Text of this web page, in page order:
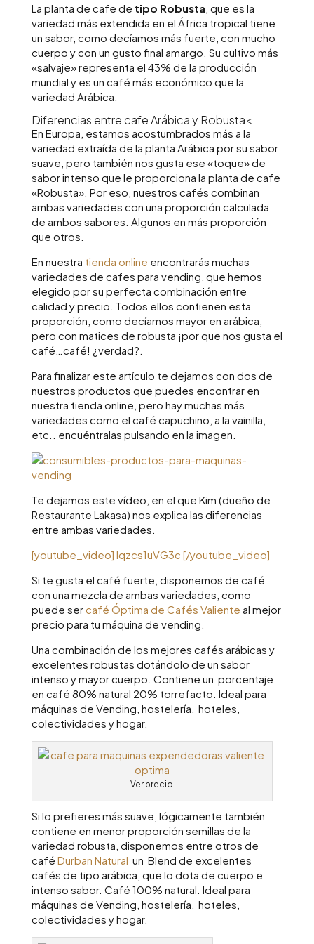
La planta de cafe de tipo Robusta , que es la
variedad más extendida en el África tropical tiene
un sabor, como decíamos más fuerte, con mucho
cuerpo y con un gusto final amargo. Su cultivo más
«salvaje» representa el 43% de la producción
mundial y es un café más económico que la
variedad Arábica.
Diferencias entre cafe Arábica y Robusta<
En Europa, estamos acostumbrados más a la
variedad extraída de la planta Arábica por su sabor
suave, pero también nos gusta ese «toque» de
sabor intenso que le proporciona la planta de cafe
«Robusta». Por eso, nuestros cafés combinan
ambas variedades con una proporción calculada
de ambos sabores. Algunos en más proporción
que otros.
En nuestra tienda online encontrarás muchas
variedades de cafes para vending, que hemos
elegido por su perfecta combinación entre
calidad y precio. Todos ellos contienen esta
proporción, como decíamos mayor en arábica,
pero con matices de robusta ¡por que nos gusta el
café…café! ¿verdad?.
Para finalizar este artículo te dejamos con dos de
nuestros productos que puedes encontrar en
nuestra tienda online, pero hay muchas más
variedades como el café capuchino, a la vainilla,
etc.. encuéntralas pulsando en la imagen.
Te dejamos este vídeo, en el que Kim (dueño de
Restaurante Lakasa) nos explica las diferencias
entre ambas variedades.
[youtube_video] lqzcs1uVG3c [/youtube_video]
Si te gusta el café fuerte, disponemos de café
con una mezcla de ambas variedades, como
puede sercafé Óptima de Cafés Valiente al mejor
precio para tu máquina de vending.
Una combinación de los mejores cafés arábicas y
excelentes robustas dotándolo de un sabor
intenso y mayor cuerpo. Contiene un porcentaje
en café 80% natural 20% torrefacto. Ideal para
máquinas de Vending, hostelería, hoteles,
colectividades y hogar.
Ver precio
Si lo prefieres más suave, lógicamente también
contiene en menor proporción semillas de la
variedad robusta, disponemos entre otros de
café Durban Natural un Blend de excelentes
cafés de tipo arábica, que lo dota de cuerpo e
intenso sabor. Café 100% natural. Ideal para
máquinas de Vending, hostelería, hoteles,
colectividades y hogar.